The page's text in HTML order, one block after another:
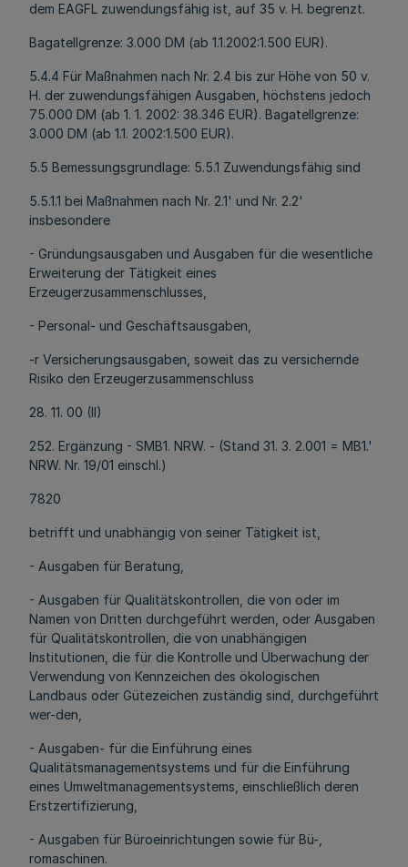
dem EAGFL zuwendungsfähig ist, auf 35 v. H. begrenzt.
Bagatellgrenze: 3.000 DM (ab 1.1.2002:1.500 EUR).
5.4.4 Für Maßnahmen nach Nr. 2.4 bis zur Höhe von 50 v.
H. der zuwendungsfähigen Ausgaben, höchstens jedoch
75.000 DM (ab 1. 1. 2002: 38.346 EUR). Bagatellgrenze:
3.000 DM (ab 1.1. 2002:1.500 EUR).
5.5 Bemessungsgrundlage: 5.5.1 Zuwendungsfähig sind
5.5.1.1 bei Maßnahmen nach Nr. 2.1' und Nr. 2.2'
insbesondere
- Gründungsausgaben und Ausgaben für die wesentliche
Erweiterung der Tätigkeit eines
Erzeugerzusammenschlusses,
- Personal- und Geschäftsausgaben,
-r Versicherungsausgaben, soweit das zu versichernde
Risiko den Erzeugerzusammenschluss
28. 11. 00 (II)
252. Ergänzung - SMB1. NRW. - (Stand 31. 3. 2.001 = MB1.'
NRW. Nr. 19/01 einschl.)
7820
betrifft und unabhängig von seiner Tätigkeit ist,
- Ausgaben für Beratung,
- Ausgaben für Qualitätskontrollen, die von oder im
Namen von Dritten durchgeführt werden, oder Ausgaben
für Qualitätskontrollen, die von unabhängigen
Institutionen, die für die Kontrolle und Überwachung der
Verwendung von Kennzeichen des ökologischen
Landbaus oder Gütezeichen zuständig sind, durchgeführt
wer-den,
- Ausgaben- für die Einführung eines
Qualitätsmanagementsystems und für die Einführung
eines Umweltmanagementsystems, einschließlich deren
Erstzertifizierung,
- Ausgaben für Büroeinrichtungen sowie für Bü-,
romaschinen.